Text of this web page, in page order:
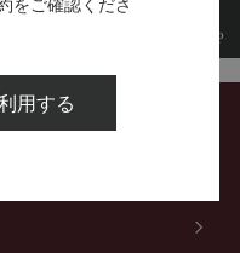
をご確認くださ
用する